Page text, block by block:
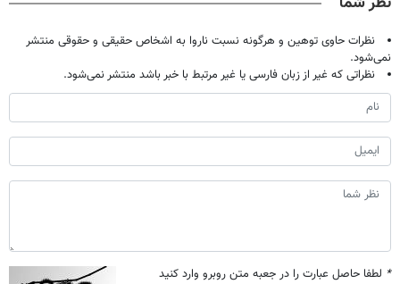
نظرات حاوی توهین و هرگونه نسبت ناروا به اشخاص حقیقی و حقوقی منتشر
نمی‌شود.
نظراتی که غیر از زبان فارسی یا غیر مرتبط با خبر باشد منتشر نمی‌شود.
* لطفا حاصل عبارت را در جعبه متن روبرو وارد کنید